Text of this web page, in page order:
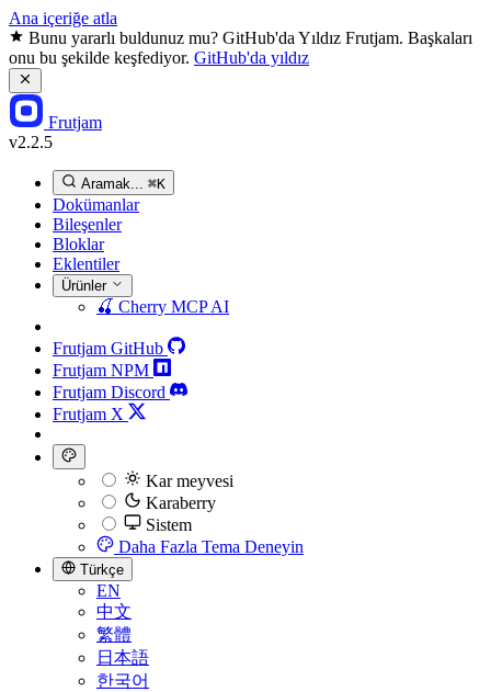
Ana içeriğe atla
Bunu yararlı buldunuz mu? GitHub'da Yıldız Frutjam. Başkaları
onu bu şekilde keşfediyor. GitHub'da yıldız
Frutjam
v2.2.5
Aramak... ⌘K
Dokümanlar
Bileşenler
Bloklar
Eklentiler
Ürünler
🍒 Cherry MCPAI
Frutjam GitHub
Frutjam NPM
Frutjam Discord
Frutjam X
Kar meyvesi
Karaberry
Sistem
Daha Fazla Tema Deneyin
Türkçe
EN
中文
繁體
日本語
한국어